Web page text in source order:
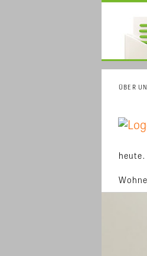
ÜBER
heute.